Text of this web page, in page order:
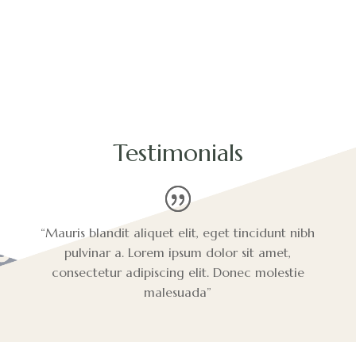
Testimonials
“Mauris blandit aliquet elit, eget tincidunt nibh
pulvinar a. Lorem ipsum dolor sit amet,
consectetur adipiscing elit. Donec molestie
malesuada”